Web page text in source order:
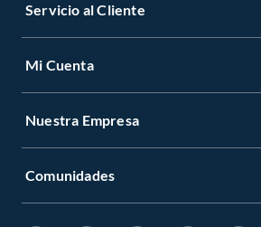
Servicio al Cliente
Mi Cuenta
Nuestra Empresa
Comunidades